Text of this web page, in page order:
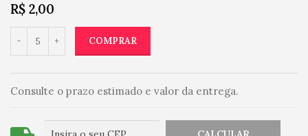
R$ 2,00
COMPRAR
Consulte o prazo estimado e valor da entrega.